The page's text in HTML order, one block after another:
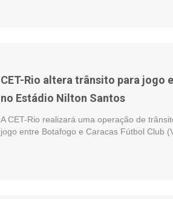
CET-Rio altera trânsito para jogo
no Estádio Nilton Santos
A CET-Rio realizará uma operação de
jogo entre Botafogo e Caracas Fútbol Club